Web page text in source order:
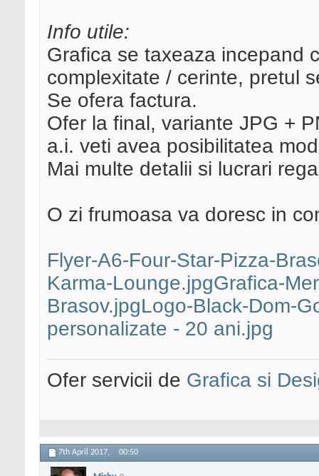
Info utile:
Grafica se taxeaza incepand
complexitate / cerinte, pretul
Se ofera factura.
Ofer la final, variante JPG +
a.i. veti avea posibilitatea
Mai multe detalii si lucrari
O zi frumoasa va doresc in
Flyer-A6-Four-Star-Pizza-
Karma-Lounge.jpgGrafica-
Brasov.jpgLogo-Black-Dom-
personalizate - 20 ani.jpg
Ofer servicii de Grafica si
7th April 2017, 00:50